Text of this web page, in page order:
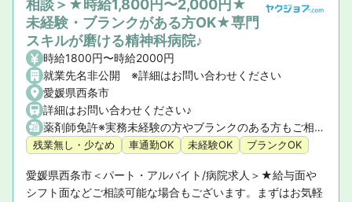
相談＞★時給1,800円〜2,000円★
未経験・ブランクがある方OK★専門
スキルが磨ける精神科病院♪
時給1800円〜時給2000円
就業先名非公開 ※詳細はお問い合わせください
愛媛県西条市
詳細はお問い合わせください♪
薬剤師免許※実務未経験の方やブランクのある方もご相談ください。
残業無し・少なめ 車通勤OK 未経験OK ブランクOK
愛媛県西条市＜パート・アルバイト/病院求人＞★給与面や
シフト面などご相談可能な場合もございます。まずはお気軽